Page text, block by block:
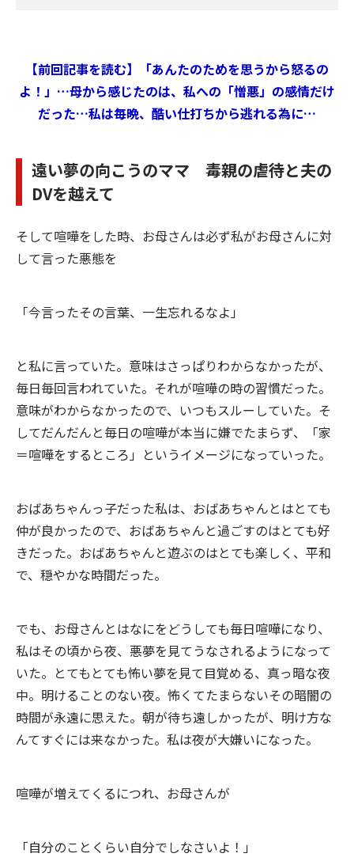
【前回記事を読む】「あんたのためを思うから怒るの
よ！」…母から感じたのは、私への「憎悪」の感情だけ
だった…私は毎晩、酷い仕打ちから逃れる為に…
遠い夢の向こうのママ 毒親の虐待と夫の
DVを越えて
そして喧嘩をした時、お母さんは必ず私がお母さんに対
して言った悪態を
「今言ったその言葉、一生忘れるなよ」
と私に言っていた。意味はさっぱりわからなかったが、
毎日毎回言われていた。それが喧嘩の時の習慣だった。
意味がわからなかったので、いつもスルーしていた。そ
してだんだんと毎日の喧嘩が本当に嫌でたまらず、「家
＝喧嘩をするところ」というイメージになっていった。
おばあちゃんっ子だった私は、おばあちゃんとはとても
仲が良かったので、おばあちゃんと過ごすのはとても好
きだった。おばあちゃんと遊ぶのはとても楽しく、平和
で、穏やかな時間だった。
でも、お母さんとはなにをどうしても毎日喧嘩になり、
私はその頃から夜、悪夢を見てうなされるようになって
いた。とてもとても怖い夢を見て目覚める、真っ暗な夜
中。明けることのない夜。怖くてたまらないその暗闇の
時間が永遠に思えた。朝が待ち遠しかったが、明け方な
んてすぐには来なかった。私は夜が大嫌いになった。
喧嘩が増えてくるにつれ、お母さんが
「自分のことくらい自分でしなさいよ！」